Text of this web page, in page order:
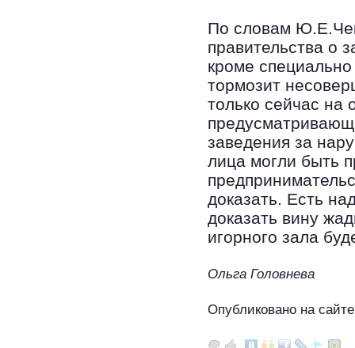
По словам
правительства о
кроме
тормозит
только сейчас на
заведения за
лица могли быть
доказать. Есть
доказать вину
игорного зала
Ольга Головнева
Опубликовано на